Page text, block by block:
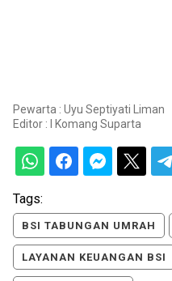
Pewarta : Uyu Septiyati Liman
Editor :
I Komang Suparta
Tags:
BSI TABUNGAN UMRAH
LAYANAN KEUANGAN BSI